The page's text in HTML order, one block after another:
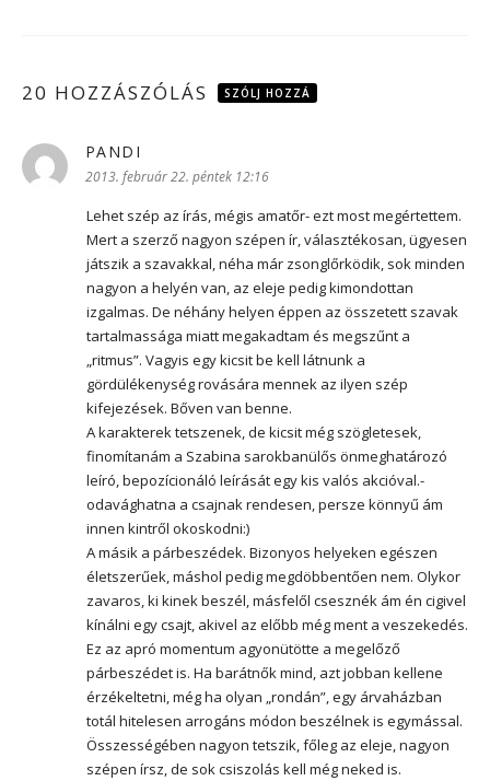
20 HOZZÁSZÓLÁS SZÓLJ HOZZÁ
PANDI
2013. február 22. péntek 12:16
Lehet szép az írás, mégis amatőr- ezt most megértettem.
Mert a szerző nagyon szépen ír, választékosan, ügyesen
játszik a szavakkal, néha már zsonglőrködik, sok minden
nagyon a helyén van, az eleje pedig kimondottan
izgalmas. De néhány helyen éppen az összetett szavak
tartalmassága miatt megakadtam és megszűnt a
„ritmus”. Vagyis egy kicsit be kell látnunk a
gördülékenység rovására mennek az ilyen szép
kifejezések. Bőven van benne.
A karakterek tetszenek, de kicsit még szögletesek,
finomítanám a Szabina sarokbanülős önmeghatározó
leíró, bepozícionáló leírását egy kis valós akcióval.-
odavághatna a csajnak rendesen, persze könnyű ám
innen kintről okoskodni:)
A másik a párbeszédek. Bizonyos helyeken egészen
életszerűek, máshol pedig megdöbbentően nem. Olykor
zavaros, ki kinek beszél, másfelől csesznék ám én cigivel
kínálni egy csajt, akivel az előbb még ment a veszekedés.
Ez az apró momentum agyonütötte a megelőző
párbeszédet is. Ha barátnők mind, azt jobban kellene
érzékeltetni, még ha olyan „rondán”, egy árvaházban
totál hitelesen arrogáns módon beszélnek is egymással.
Összességében nagyon tetszik, főleg az eleje, nagyon
szépen írsz, de sok csiszolás kell még neked is.